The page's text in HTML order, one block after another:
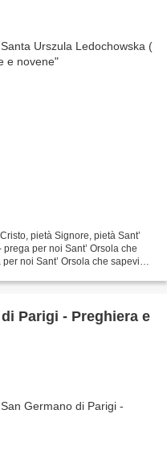
pietà Signore, pietà Sant’
per noi Sant’ Orsola che
noi Sant’ Orsola che sapevi
Parigi - Preghiera e